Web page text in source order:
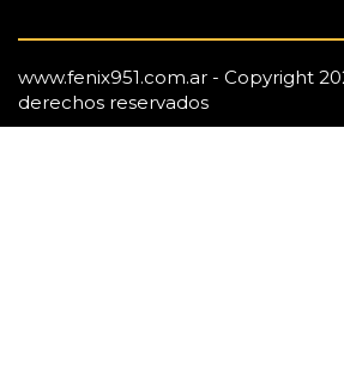
www.fenix951.com.ar - Copyright
derechos reservados